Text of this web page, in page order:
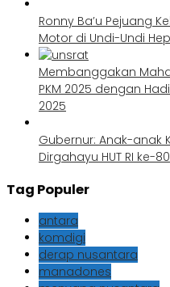
Ronny Ba’u Pejuang
Motor di Undi-Undi
Membanggakan
PKM 2025 dengan
2025
Gubernur: Anak-anak
Dirgahayu HUT RI ke-80
Tag Populer
antara
komdigi
derap nusantara
manadones